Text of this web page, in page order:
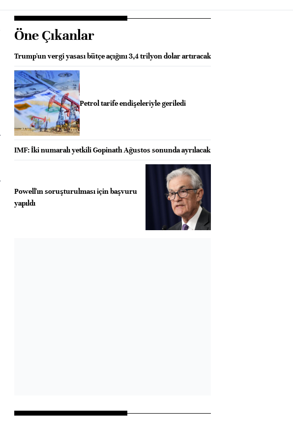
Öne Çıkanlar
Trump'un vergi yasası bütçe açığını 3,4 trilyon dolar artıracak
Petrol tarife endişeleriyle geriledi
IMF: İki numaralı yetkili Gopinath Ağustos sonunda ayrılacak
Powell'ın soruşturulması için başvuru
yapıldı